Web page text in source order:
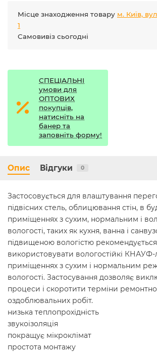
Місце знаходження товару м. Київ,
1
Самовивіз сьогодні
СПЕЦІАЛЬНІ
умови для
ОПТОВИХ
покупців,
натисніть на
банер та
заповніть форму!
Опис Відгуки 0
Застосовується для влаштування
підвісних стель, облицювання стін, в
приміщеннях з сухим, нормальним і
вологості, таких як кухня, ванна і
підвищеною вологістю рекомендується
використовувати вологостійкі КНАУФ-
приміщеннях з сухим і нормальним
вологості. Застосування дозволяє
процеси і скоротити терміни
оздоблювальних робіт.
низька теплопрохідність
звукоізоляція
покращує мікроклімат
простота монтажу